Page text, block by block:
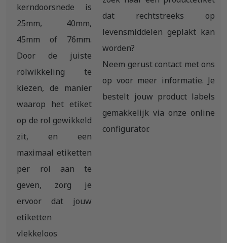
kerndoorsnede is
25mm, 40mm,
45mm of 76mm.
Door de juiste
rolwikkeling te
kiezen, de manier
waarop het etiket
op de rol gewikkeld
zit, en een
maximaal etiketten
per rol aan te
geven, zorg je
ervoor dat jouw
etiketten
vlekkeloos
dat rechtstreeks op
levensmiddelen geplakt kan
worden?
Neem gerust contact met ons
op voor meer informatie. Je
bestelt jouw product labels
gemakkelijk via onze online
configurator.